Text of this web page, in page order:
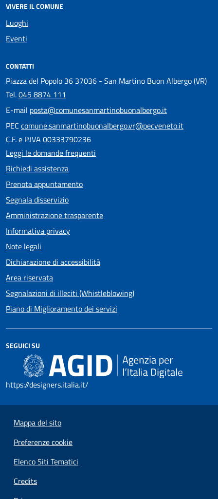
VIVERE IL COMUNE
Luoghi
Eventi
CONTATTI
Piazza del Popolo 36 37036 - San Martino Buon Albergo (VR)
Tel.045 8874 111
E-mail posta@comunesanmartinobuonalbergo.it
PEC comune.sanmartinobuonalbergo.vr@pecveneto.it
C.F. e P.IVA 00333790236
Leggi le domande frequenti
Richiedi assistenza
Prenota appuntamento
Segnala disservizio
Amministrazione trasparente
Informativa privacy
Note legali
Dichiarazione di accessibilità
Area riservata
Segnalazioni di illeciti (Whistleblowing)
Piano di Miglioramento dei servizi
SEGUICI SU
https://designers.italia.it/
Mappa del sito
Preferenze cookie
Elenco Siti Tematici
Credits